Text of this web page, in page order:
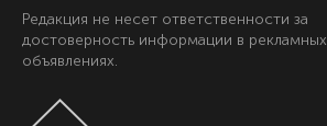
Редакция не несет ответственности за
достоверность информации в рекламных
объявлениях.